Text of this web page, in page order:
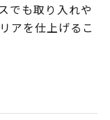
でも取り入れや
アを仕上げるこ